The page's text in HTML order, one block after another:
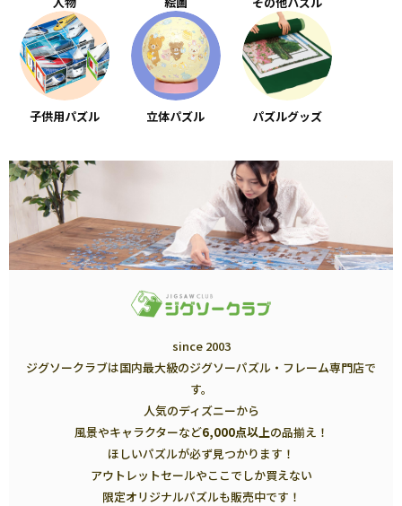
子供用パズル 立体パズル パズルグッズ
since 2003
ジグソークラブは国内最大級のジグソーパズル・フレーム専門店で
す。
人気のディズニーから
風景やキャラクターなど6,000点以上の品揃え！
ほしいパズルが必ず見つかります！
アウトレットセールやここでしか買えない
限定オリジナルパズルも販売中です！